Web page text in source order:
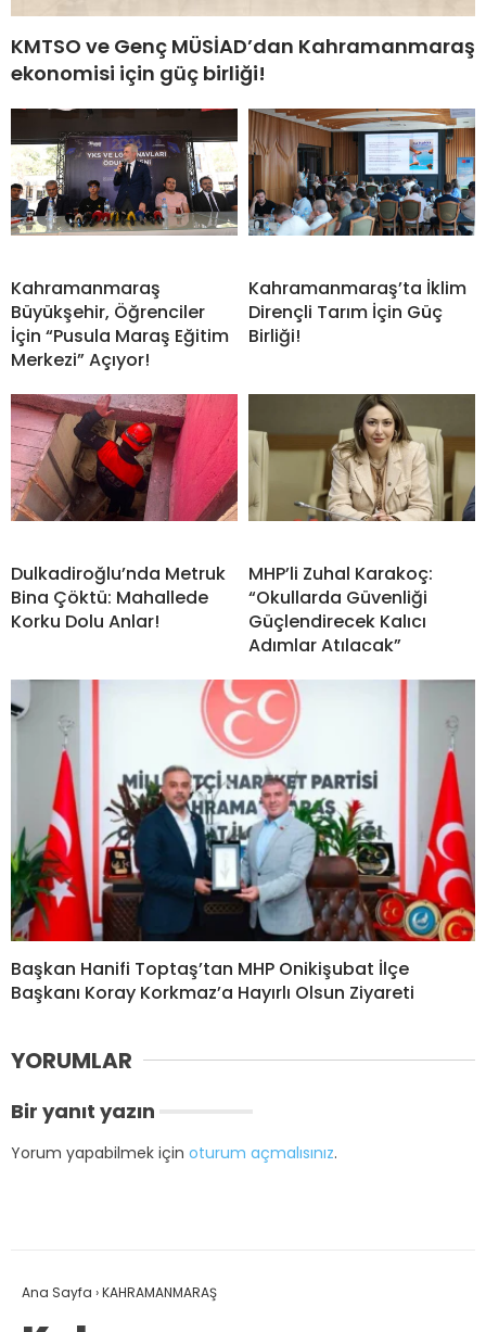
KMTSO ve Genç MÜSİAD’dan Kahramanmaraş
ekonomisi için güç birliği!
Kahramanmaraş
Büyükşehir, Öğrenciler
İçin “Pusula Maraş Eğitim
Merkezi” Açıyor!
Kahramanmaraş’ta İklim
Dirençli Tarım İçin Güç
Birliği!
Dulkadiroğlu’nda Metruk
Bina Çöktü: Mahallede
Korku Dolu Anlar!
MHP’li Zuhal Karakoç:
“Okullarda Güvenliği
Güçlendirecek Kalıcı
Adımlar Atılacak”
Başkan Hanifi Toptaş’tan MHP Onikişubat İlçe
Başkanı Koray Korkmaz’a Hayırlı Olsun Ziyareti
YORUMLAR
Bir yanıt yazın
Yorum yapabilmek için oturum açmalısınız.
Ana Sayfa ›KAHRAMANMARAŞ